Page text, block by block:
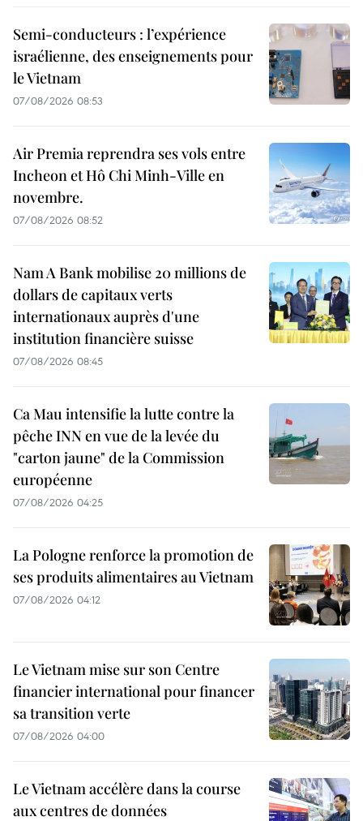
Semi-conducteurs : l’expérience
israélienne, des enseignements pour
le Vietnam
07/08/2026 08:53
Air Premia reprendra ses vols entre
Incheon et Hô Chi Minh-Ville en
novembre.
07/08/2026 08:52
Nam A Bank mobilise 20 millions de
dollars de capitaux verts
internationaux auprès d'une
institution financière suisse
07/08/2026 08:45
Ca Mau intensifie la lutte contre la
pêche INN en vue de la levée du
"carton jaune" de la Commission
européenne
07/08/2026 04:25
La Pologne renforce la promotion de
ses produits alimentaires au Vietnam
07/08/2026 04:12
Le Vietnam mise sur son Centre
financier international pour financer
sa transition verte
07/08/2026 04:00
Le Vietnam accélère dans la course
aux centres de données